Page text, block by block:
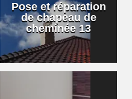
Pose et réparation
de chapeau de
cheminée 13